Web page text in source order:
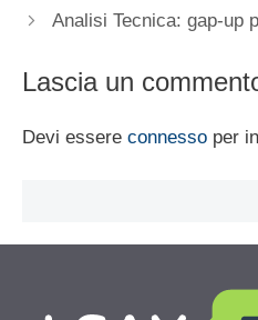
Analisi Tecnica: gap-up
Lascia un
Devi essere connesso per